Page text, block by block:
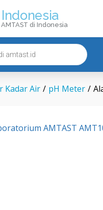
di Indonesia
Kadar Air / pH Meter /
pH